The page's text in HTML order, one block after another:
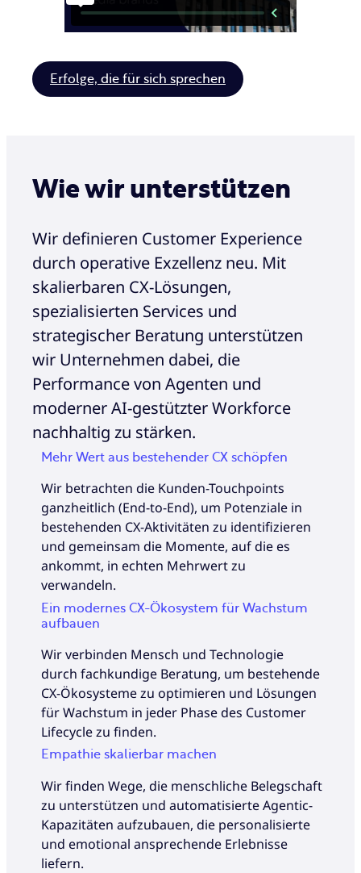
Erfolge, die für sich sprechen
Wie wir unterstützen
Wir definieren Customer Experience
durch operative Exzellenz neu. Mit
skalierbaren CX-Lösungen,
spezialisierten Services und
strategischer Beratung unterstützen
wir Unternehmen dabei, die
Performance von Agenten und
moderner AI-gestützter Workforce
nachhaltig zu stärken.
Mehr Wert aus bestehender CX schöpfen
Wir betrachten die Kunden-Touchpoints
ganzheitlich (End-to-End), um Potenziale in
bestehenden CX-Aktivitäten zu identifizieren
und gemeinsam die Momente, auf die es
ankommt, in echten Mehrwert zu
verwandeln.
Ein modernes CX-Ökosystem für Wachstum
aufbauen
Wir verbinden Mensch und Technologie
durch fachkundige Beratung, um bestehende
CX-Ökosysteme zu optimieren und Lösungen
für Wachstum in jeder Phase des Customer
Lifecycle zu finden.
Empathie skalierbar machen
Wir finden Wege, die menschliche Belegschaft
zu unterstützen und automatisierte Agentic-
Kapazitäten aufzubauen, die personalisierte
und emotional ansprechende Erlebnisse
liefern.